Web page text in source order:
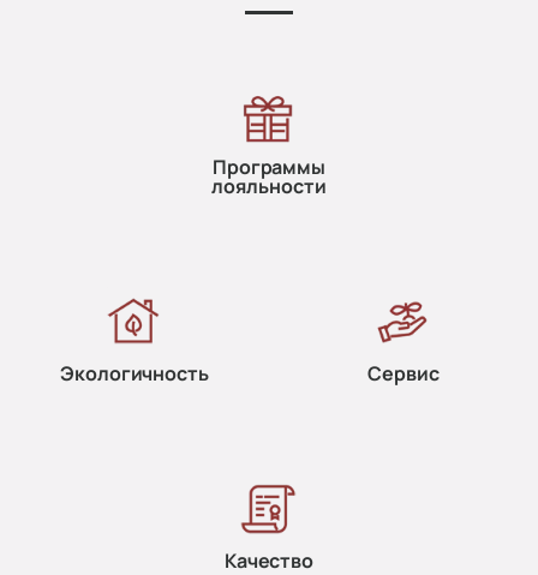
Программы
лояльности
Экологичность Сервис
Качество